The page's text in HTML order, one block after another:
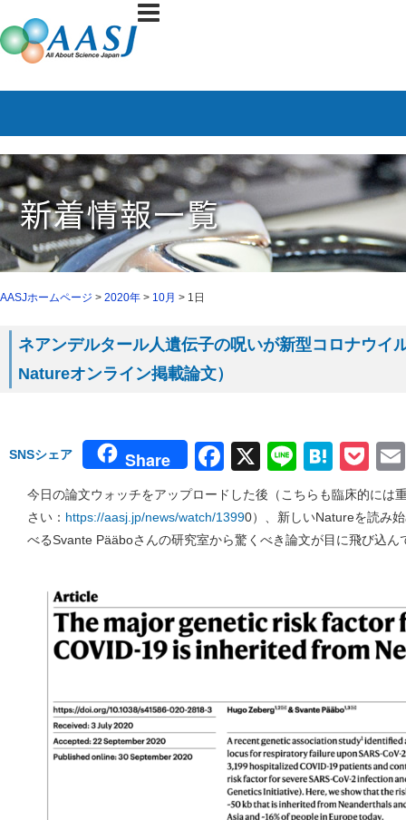
AASJホームページ > 2020年 > 10月 > 1日
ネアンデルタール人遺伝子の呪いが新型コロナウイ
Natureオンライン掲載論文）
SNSシェア Share Facebook
X Line
今日の論文ウォッチをアップロードした後（こちらも臨床的には
さい： https://aasj.jp/news/watch/13990）、新しいNatureを読み
べるSvante Pääboさんの研究室から驚くべき論文が目に飛び込ん